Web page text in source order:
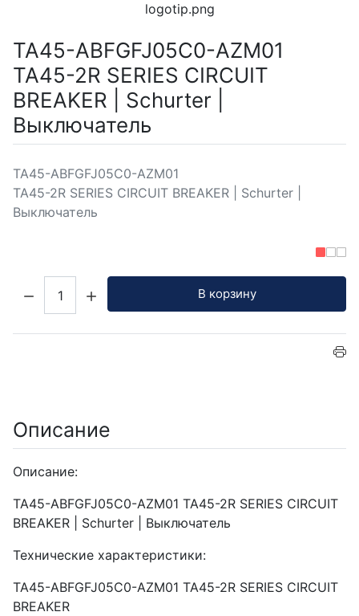
logotip.png
TA45-ABFGFJ05C0-AZM01
TA45-2R SERIES CIRCUIT
BREAKER | Schurter |
Выключатель
TA45-ABFGFJ05C0-AZM01
TA45-2R SERIES CIRCUIT BREAKER | Schurter |
Выключатель
В корзину
Описание
Описание:
TA45-ABFGFJ05C0-AZM01 TA45-2R SERIES CIRCUIT
BREAKER | Schurter | Выключатель
Технические характеристики:
TA45-ABFGFJ05C0-AZM01 TA45-2R SERIES CIRCUIT
BREAKER